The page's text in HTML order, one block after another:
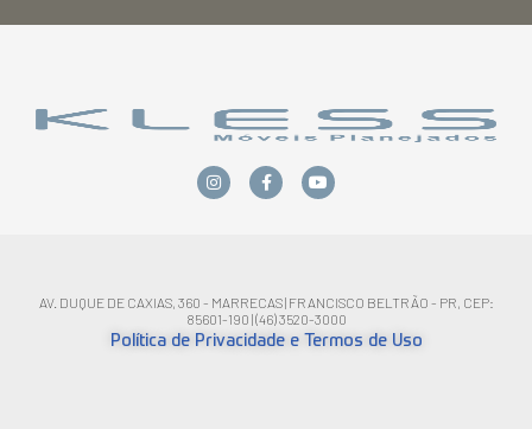
AV. DUQUE DE CAXIAS, 360 - MARRECAS | FRANCISCO BELTRÃO - PR, CEP:
85601-190 | (46) 3520-3000
Política de Privacidade e Termos de Uso